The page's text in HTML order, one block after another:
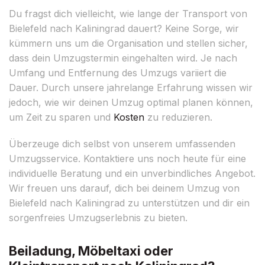
Du fragst dich vielleicht, wie lange der Transport von
Bielefeld nach Kaliningrad dauert? Keine Sorge, wir
kümmern uns um die Organisation und stellen sicher,
dass dein Umzugstermin eingehalten wird. Je nach
Umfang und Entfernung des Umzugs variiert die
Dauer. Durch unsere jahrelange Erfahrung wissen wir
jedoch, wie wir deinen Umzug optimal planen können,
um Zeit zu sparen und Kosten zu reduzieren.
Überzeuge dich selbst von unserem umfassenden
Umzugsservice. Kontaktiere uns noch heute für eine
individuelle Beratung und ein unverbindliches Angebot.
Wir freuen uns darauf, dich bei deinem Umzug von
Bielefeld nach Kaliningrad zu unterstützen und dir ein
sorgenfreies Umzugserlebnis zu bieten.
Beiladung, Möbeltaxi oder